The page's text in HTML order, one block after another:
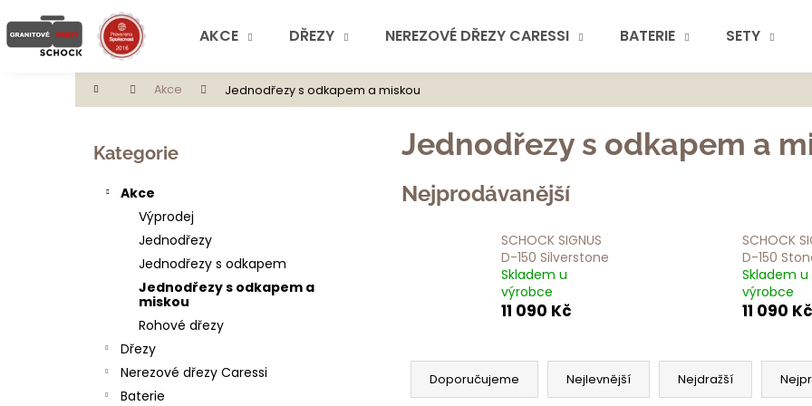
na
obsah
AKCE DŘEZY NEREZOVÉ DŘEZY CARESSI BATERIE SETY
Domů Akce Jednodřezy s odkapem a miskou
Přeskočit
kategorie
Kategorie
Akce
Výprodej
Jednodřezy
Jednodřezy s odkapem
Jednodřezy s odkapem a
miskou
Rohové dřezy
Dřezy
Nerezové dřezy Caressi
Baterie
Jednodřezy s odkapem a
Nejprodávanější
SCHOCK SIGNUS
D-150 Silverstone
Skladem u
výrobce
11 090 Kč
SCHOCK
D-150
Skladem u
výrobce
11 090 Kč
Ř
Doporučujeme Nejlevnější Nejdražší
o
Zpět
Zpět